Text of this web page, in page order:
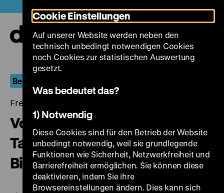
zum
Seiteninhalt
springen
Berlin.Dokument
Freitag, 09. Dezember 2022, 19.00 Uhr
Von Friedrich Schinkel zu Bruno
Taut – Architekten und
Bildhauer in Berlin
Cookie Einstellungen
Auf unserer Website werden neben den
technisch unbedingt notwendigen Cookies
noch Cookies zur statistischen Auswertung
gesetzt.
Was bedeutet das?
1) Notwendig
Diese Cookies sind für den Betrieb der Website
unbedingt notwendig, weil sie grundlegende
Funktionen wie Sicherheit, Netzwerkfreiheit und
Barrierefreiheit ermöglichen. Sie können diese
deaktivieren, indem Sie ihre
Browsereinstellungen ändern. Dies kann sich